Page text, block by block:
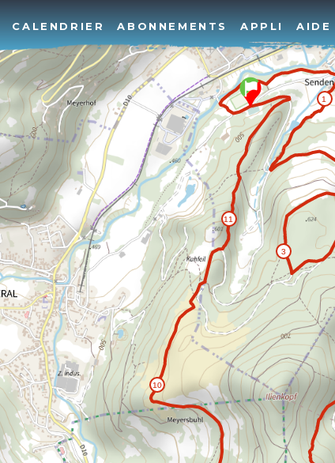
CALENDRIER ABONNEMENTS APPLI AIDE